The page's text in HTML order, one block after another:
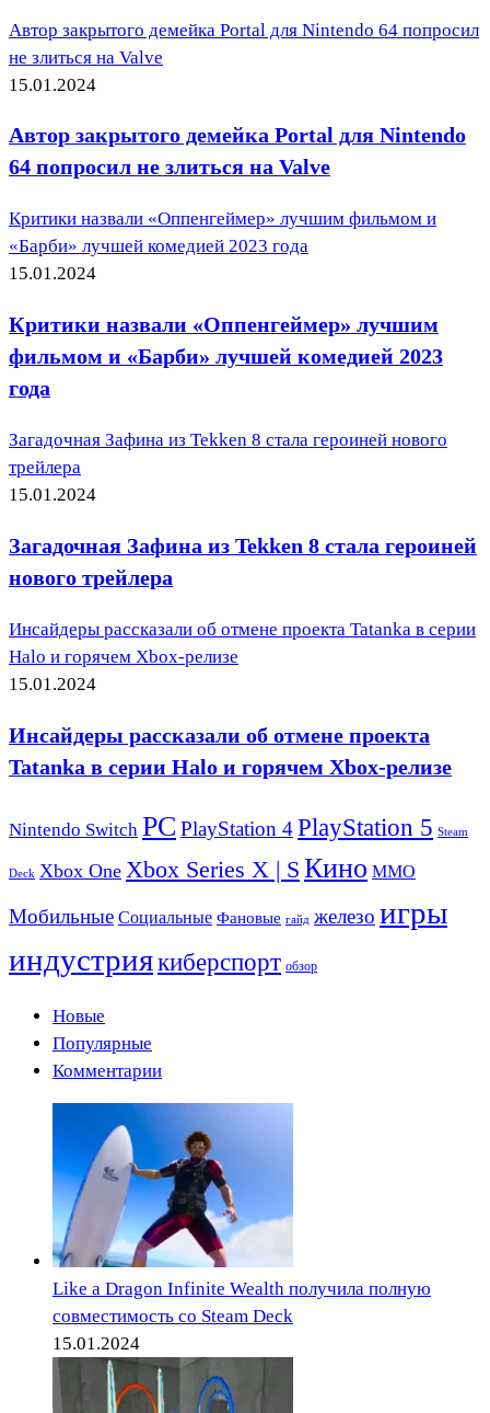
Автор закрытого демейка Portal для Nintendo 64 попросил
не злиться на Valve
15.01.2024
Автор закрытого демейка Portal для Nintendo
64 попросил не злиться на Valve
Критики назвали «Оппенгеймер» лучшим фильмом и
«Барби» лучшей комедией 2023 года
15.01.2024
Критики назвали «Оппенгеймер» лучшим
фильмом и «Барби» лучшей комедией 2023
года
Загадочная Зафина из Tekken 8 стала героиней нового
трейлера
15.01.2024
Загадочная Зафина из Tekken 8 стала героиней
нового трейлера
Инсайдеры рассказали об отмене проекта Tatanka в серии
Halo и горячем Xbox-релизе
15.01.2024
Инсайдеры рассказали об отмене проекта
Tatanka в серии Halo и горячем Xbox-релизе
Nintendo Switch PC PlayStation 4PlayStation 5 Steam
Deck Xbox One Xbox Series X | S Кино ММО
Мобильные Социальные Фановые гайд железо игры
индустриякиберспорт обзор
Новые
Популярные
Комментарии
Like a Dragon Infinite Wealth получила полную
совместимость со Steam Deck
15.01.2024